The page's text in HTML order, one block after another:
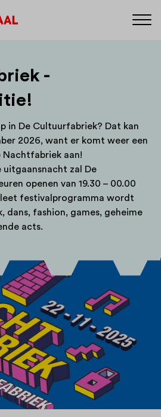
-
in De Cultuurfabriek? Dat kan
2026, want er komt weer een
Nachtfabriek aan!
zal De
openen van 19.30 – 00.00
festivalprogramma wordt
dans, fashion, games, geheime
acts.